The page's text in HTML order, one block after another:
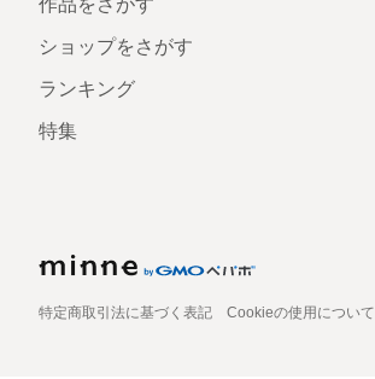
作品をさがす
ショップをさがす
ランキング
特集
特定商取引法に基づく表記 Cookieの使用について